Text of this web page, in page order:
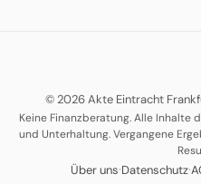
© 2026 Akte Eintracht
Keine Finanzberatung. Alle
und Unterhaltung. Vergangene
Über uns·Datenschutz·